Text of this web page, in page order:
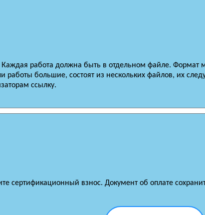
Каждая работа должна быть в отдельном файле.
работы большие, состоят из нескольких файлов, их
ссылку.
сертификационный взнос. Документ об оплате